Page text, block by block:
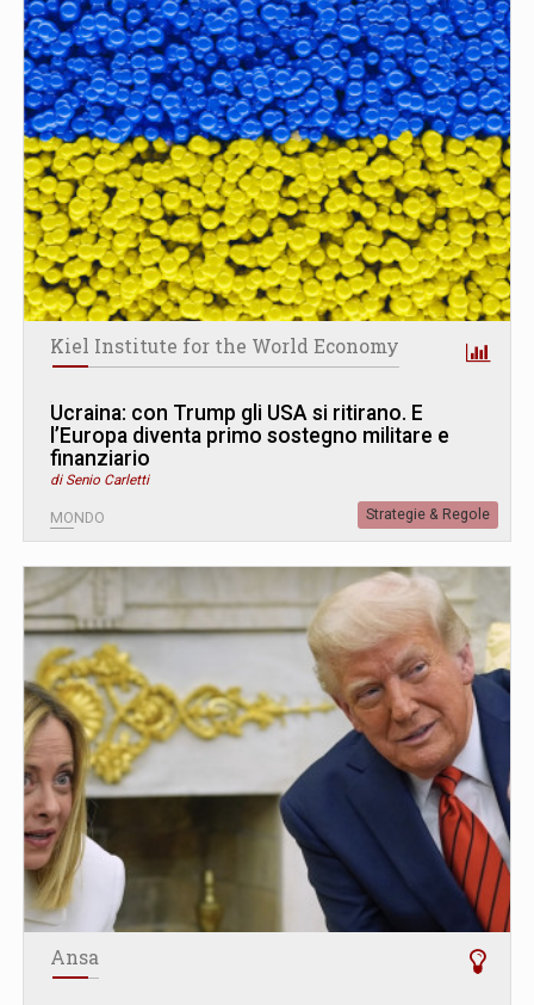
Kiel Institute for the World Economy
Ucraina: con Trump gli USA si ritirano. E
l’Europa diventa primo sostegno militare e
finanziario
di Senio Carletti
MONDO Strategie & Regole
Ansa